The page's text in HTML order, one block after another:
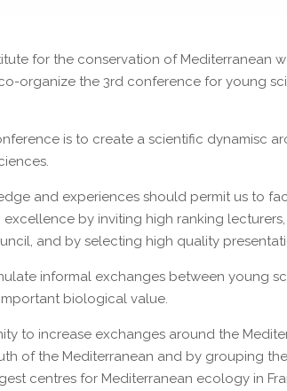
for the conservation of Mediterranean
organize the 3rd conference for young
is to create a scientific dynamisc
and experiences should permit us to
by inviting high ranking
and by selecting high quality
informal exchanges between young
biological value.
to increase exchanges around the
of the Mediterranean and by grouping
centres for Mediterranean ecology in